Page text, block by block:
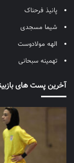
پانیذ فرحناک
شیما مسجدی
الهه مولادوست
تهمینه سبحانی
آخرین پست های